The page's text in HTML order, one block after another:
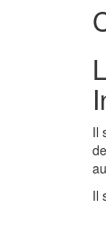
Il
Il